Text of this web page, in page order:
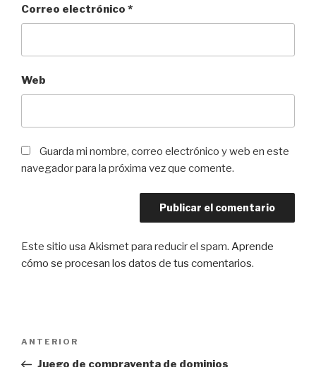
Correo electrónico *
Web
Guarda mi nombre, correo electrónico y web en este
navegador para la próxima vez que comente.
Este sitio usa Akismet para reducir el spam. Aprende
cómo se procesan los datos de tus comentarios.
Entrada
anterior:
ANTERIOR
Juego de compraventa de dominios